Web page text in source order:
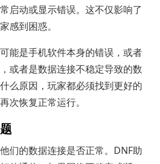
启动或显示错误。这不仅影响了
感到困惑。
能是手机软件本身的错误，或者
或者是数据连接不稳定导致的数
么原因，玩家都必须找到更好的
次恢复正常运行。
们的数据连接是否正常。DNF助